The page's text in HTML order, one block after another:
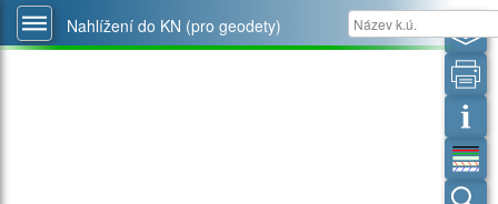
Nahlížení do KN (pro geodety)